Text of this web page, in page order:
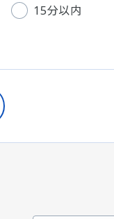
15分以内